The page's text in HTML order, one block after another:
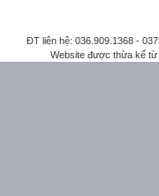
ĐT liên hệ: 036.909.1368 -
Website được thừa kế từ